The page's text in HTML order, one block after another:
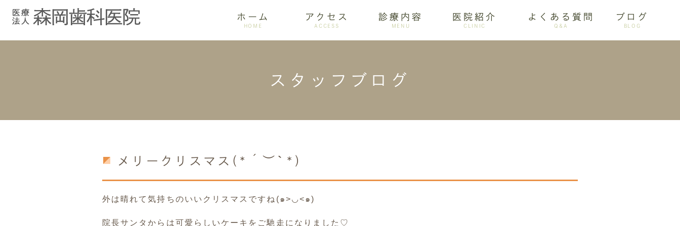
ホーム
HOME
アクセス
ACCESS
診療内容
MENU
医院紹介
CLINIC
よくある質問
Q&A
ブログ
BLOG
スタッフブログ
メリークリスマス(*´︶`*)
外は晴れて気持ちのいいクリスマスですね(๑>◡<๑)
院長サンタからは可愛らしいケーキをご馳走になりました♡